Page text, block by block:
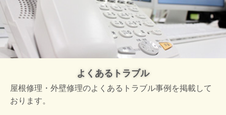
よくあるトラブル
屋根修理・外壁修理のよくあるトラブル事例を掲載して
おります。